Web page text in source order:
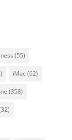
(55)
iMac (62)
(358)